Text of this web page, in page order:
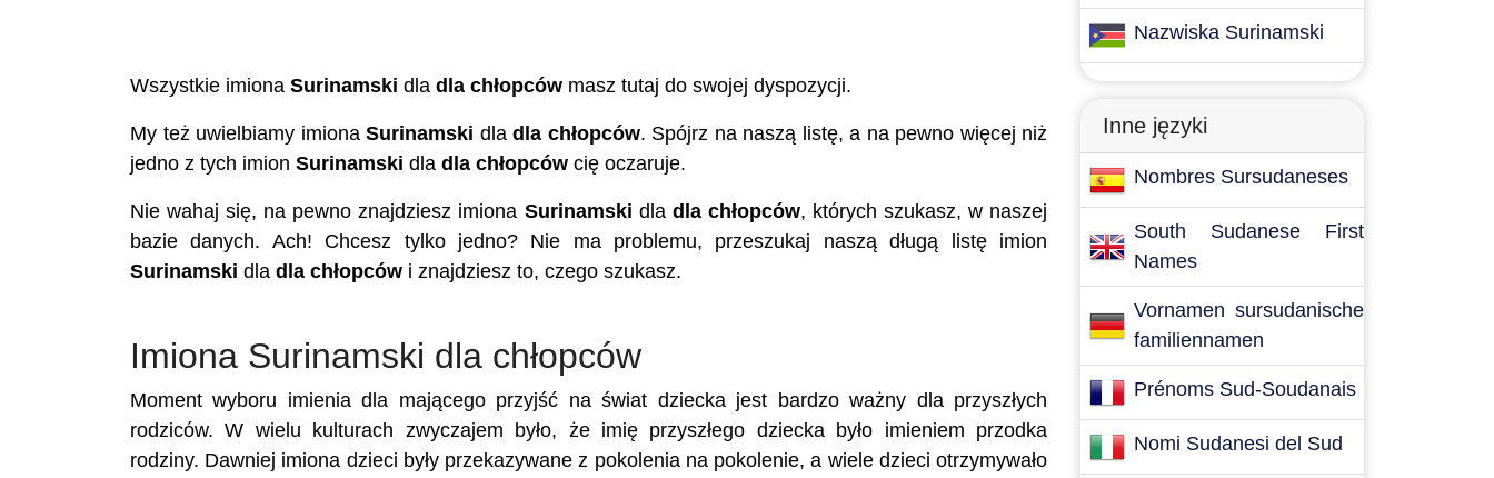
Wszystkie imiona Surinamski dla dla chłopców masz tutaj do swojej dyspozycji.
My też uwielbiamy imiona Surinamski dla dla chłopców. Spójrz na naszą listę, a na pewno więcej niż
jedno z tych imion Surinamski dla dla chłopców cię oczaruje.
Nie wahaj się, na pewno znajdziesz imiona Surinamski dla dla chłopców, których szukasz, w naszej
bazie danych. Ach! Chcesz tylko jedno? Nie ma problemu, przeszukaj naszą długą listę imion
Surinamski dla dla chłopców i znajdziesz to, czego szukasz.
Imiona Surinamski dla chłopców
Moment wyboru imienia dla mającego przyjść na świat dziecka jest bardzo ważny dla przyszłych
rodziców. W wielu kulturach zwyczajem było, że imię przyszłego dziecka było imieniem przodka
rodziny. Dawniej imiona dzieci były przekazywane z pokolenia na pokolenie, a wiele dzieci otrzymywało
Nazwiska Surinamski
Inne języki
Nombres Sursudaneses
South Sudanese First
Names
Vornamen sursudanische
familiennamen
Prénoms Sud-Soudanais
Nomi Sudanesi del Sud